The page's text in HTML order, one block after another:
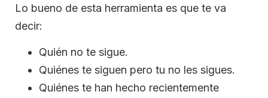
Lo bueno de esta herramienta es que te va
decir:
Quién no te sigue.
Quiénes te siguen pero tu no les sigues.
Quiénes te han hecho recientemente